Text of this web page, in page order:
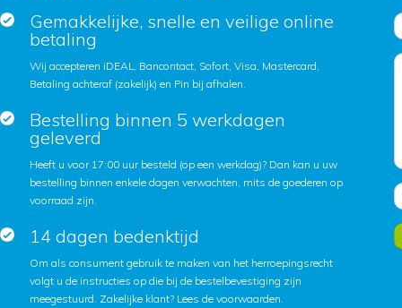
Gemakkelijke, snelle en veilige online
betaling
Wij accepteren iDEAL, Bancontact, Sofort, Visa, Mastercard,
Betaling achteraf (zakelijk) en Pin bij afhalen.
Bestelling binnen 5 werkdagen
geleverd
Heeft u voor 17:00 uur besteld (op een werkdag)? Dan kan u uw
bestelling binnen enkele dagen verwachten, mits de goederen op
voorraad zijn.
14 dagen bedenktijd
Om als consument gebruik te maken van het herroepingsrecht
volgt u de instructies op die bij de bestelbevestiging zijn
meegestuurd. Zakelijke klant? Lees de voorwaarden.